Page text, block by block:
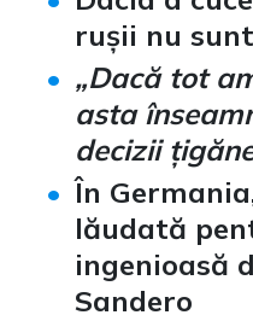
rușii nu
„Dacă tot
asta
decizii
În
lăudată
ingenioasă
Sandero